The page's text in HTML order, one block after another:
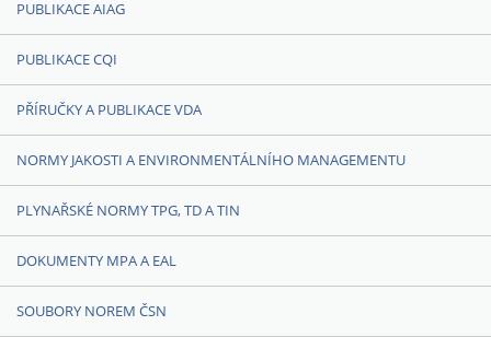
PUBLIKACE AIAG
PUBLIKACE CQI
PŘÍRUČKY A PUBLIKACE VDA
NORMY JAKOSTI A ENVIRONMENTÁLNÍHO MANAGEMENTU
PLYNAŘSKÉ NORMY TPG, TD A TIN
DOKUMENTY MPA A EAL
SOUBORY NOREM ČSN